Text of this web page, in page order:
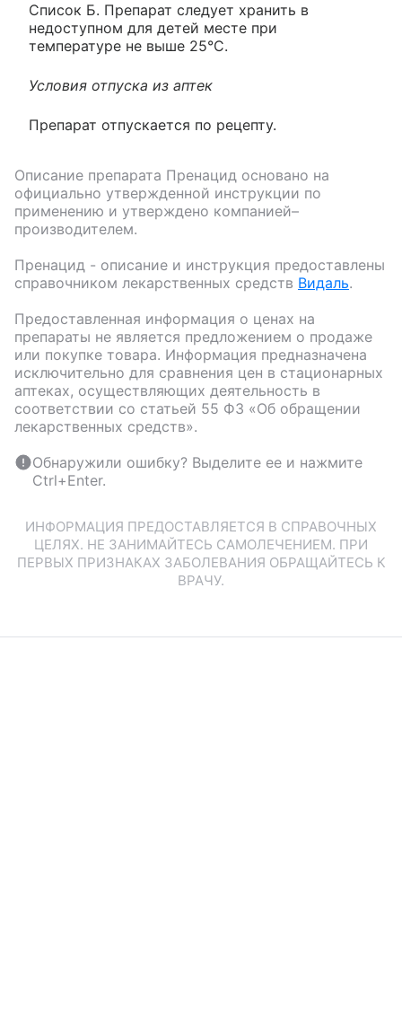
Список Б. Препарат следует хранить в
недоступном для детей месте при
температуре не выше 25°С.
Условия отпуска из аптек
Препарат отпускается по рецепту.
Описание препарата Пренацид основано на
официально утвержденной инструкции по
применению и утверждено компанией–
производителем.
Пренацид - описание и инструкция предоставлены
справочником лекарственных средств Видаль.
Предоставленная информация о ценах на
препараты не является предложением о продаже
или покупке товара. Информация предназначена
исключительно для сравнения цен в стационарных
аптеках, осуществляющих деятельность в
соответствии со статьей 55 ФЗ «Об обращении
лекарственных средств».
Обнаружили ошибку? Выделите ее и нажмите
Ctrl+Enter.
ИНФОРМАЦИЯ ПРЕДОСТАВЛЯЕТСЯ В СПРАВОЧНЫХ
ЦЕЛЯХ. НЕ ЗАНИМАЙТЕСЬ САМОЛЕЧЕНИЕМ. ПРИ
ПЕРВЫХ ПРИЗНАКАХ ЗАБОЛЕВАНИЯ ОБРАЩАЙТЕСЬ К
ВРАЧУ.